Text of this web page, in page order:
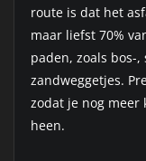
route is dat het
maar liefst 70%
paden, zoals bos-
zandweggetjes.
zodat je nog
heen.